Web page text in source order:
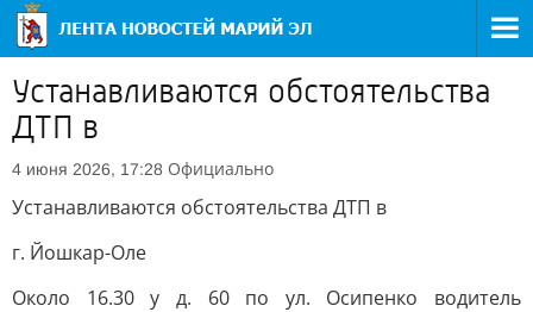
Устанавливаются обстоятельства
ДТП в
4 июня 2026, 17:28 Официально
Устанавливаются обстоятельства ДТП в
г. Йошкар-Оле
Около 16.30 у д. 60 по ул. Осипенко водитель